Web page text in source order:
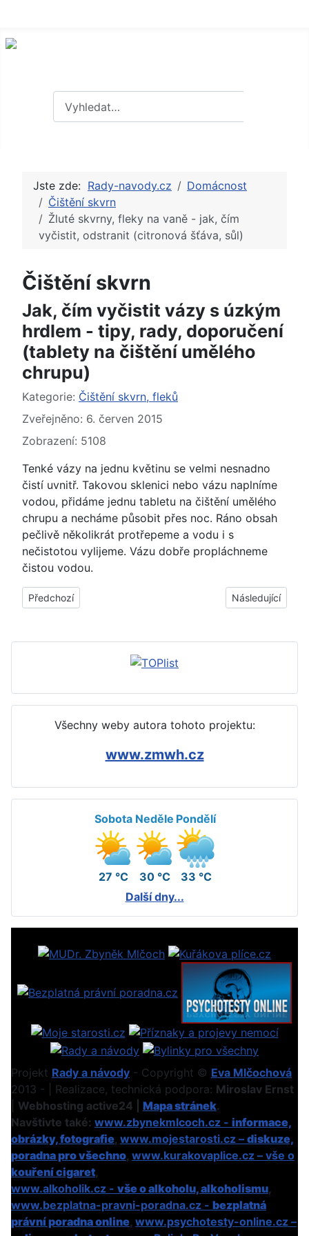
Jste zde: Rady-navody.cz
Domácnost
Čištění skvrn
Žluté skvrny, fleky na vaně - jak, čím
vyčistit, odstranit (citronová šťáva, sůl)
Čištění skvrn
Jak, čím vyčistit vázy s úzkým
hrdlem - tipy, rady, doporučení
(tablety na čištění umělého
chrupu)
Základní údaje
Kategorie: Čištění skvrn, fleků
Zveřejněno: 6. červen 2015
Zobrazení: 5108
Tenké vázy na jednu květinu se velmi nesnadno
čistí uvnitř. Takovou sklenici nebo vázu naplníme
vodou, přidáme jednu tabletu na čištění umělého
chrupu a necháme působit přes noc. Ráno obsah
pečlivě několikrát protřepeme a vodu i s
nečistotou vylijeme. Vázu dobře propláchneme
čistou vodou.
Předchozí článek: Jak vyčistit silně znečištěné vnitřní stěny
Předchozí Další článek:
Následující
Všechny weby autora tohoto projektu:
www.zmwh.cz
Sobota
27 °C
Neděle
30 °C
Pondělí
33 °C
Další dny...
Projekt Rady a návody - Copyright © Eva Mlčochová
2013 - | Realizace, technická podpora: Miroslav Ernst
Webhosting active24 | Mapa stránek.
Navštivte také: www.zbynekmlcoch.cz - informace,
obrázky, fotografie, www.mojestarosti.cz – diskuze,
poradna pro všechno, www.kurakovaplice.cz – vše o
kouření cigaret,
www.alkoholik.cz - vše o alkoholu, alkoholismu,
www.bezplatna-pravni-poradna.cz - bezplatná
právní poradna online, www.psychotesty-online.cz –